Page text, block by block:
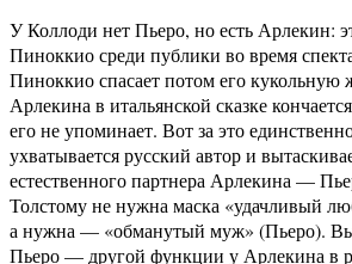
У Коллоди нет Пьеро, но есть Арлекин:
Пиноккио среди публики во время
Пиноккио спасает потом его кукольную
Арлекина в итальянской сказке
его не упоминает. Вот за это
ухватывается русский автор и
естественного партнера Арлекина —
Толстому не нужна маска «удачливый
а нужна — «обманутый муж» (Пьеро).
Пьеро — другой функции у Арлекина в